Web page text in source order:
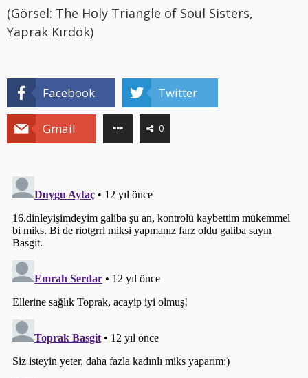
(Görsel: The Holy Triangle of Soul Sisters,
Yaprak Kırdök)
Facebook Twitter
Gmail 0